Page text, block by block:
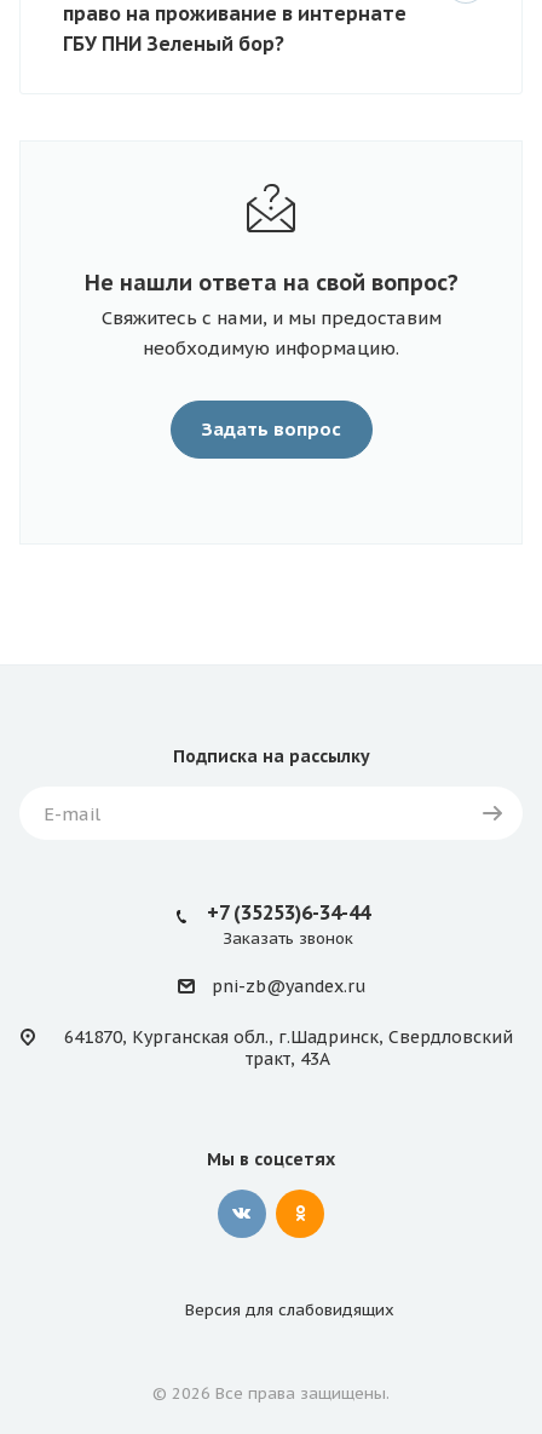
право на проживание в интернате
ГБУ ПНИ Зеленый бор?
Не нашли ответа на свой вопрос?
Свяжитесь с нами, и мы предоставим
необходимую информацию.
Задать вопрос
Подписка на рассылку
+7 (35253)6-34-44
Заказать звонок
pni-zb@yandex.ru
641870, Курганская обл., г.Шадринск, Свердловский
тракт, 43А
Мы в соцсетях
Версия для слабовидящих
© 2026 Все права защищены.